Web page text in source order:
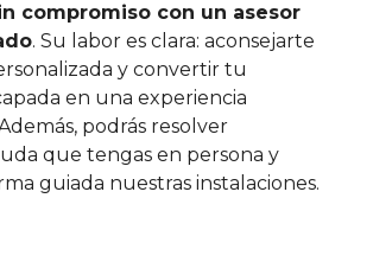
compromiso con un asesor
. Su labor es clara: aconsejarte
y convertir tu
en una experiencia
podrás resolver
que tengas en persona y
guiada nuestras instalaciones.